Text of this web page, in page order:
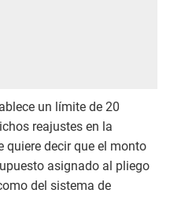
un límite de 20
reajustes en la
quiere decir que el monto
asignado al pliego
del sistema de